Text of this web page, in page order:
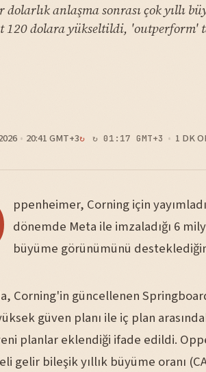
anlaşma sonrası çok yıllı
120 dolara yükseltildi, 'outperform'
20:41 GMT+3 ↻ 01:17 GMT+3 1 DK
ppenheimer, Corning için
dönemde Meta ile imzaladığı 6
büyüme görünümünü
Corning'in güncellenen
güven planı ile iç plan
planlar eklendiği ifade edildi.
gelir bileşik yıllık büyüme oranı